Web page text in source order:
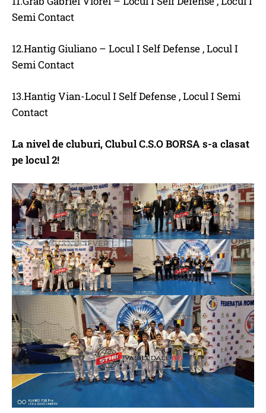
Semi Contact
12.Hantig Giuliano – Locul I Self Defense , Locul I
Semi Contact
13.Hantig Vian-Locul I Self Defense , Locul I Semi
Contact
La nivel de cluburi, Clubul C.S.O BORSA s-a clasat
pe locul 2!